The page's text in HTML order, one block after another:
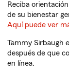
Reciba
de su bienestar
Aquí puede ver
Tammy Sirbaugh
después de que
en línea.